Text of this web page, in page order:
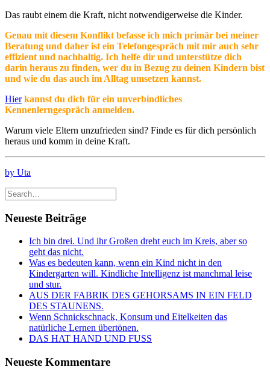
Das raubt einem die Kraft, nicht notwendigerweise die Kinder.
Genau mit diesem Konflikt befasse ich mich primär bei meiner
Beratung und daher ist ein Telefongespräch mit mir auch sehr
effizient und nachhaltig. Ich helfe dir und unterstütze dich
darin heraus zu finden, wer du in Bezug zu deinen Kindern bist
und wie du das auch im Alltag umsetzen kannst.
Hier kannst du dich für ein unverbindliches
Kennenlerngespräch anmelden.
Warum viele Eltern unzufrieden sind? Finde es für dich persönlich
heraus und komm in deine Kraft.
by Uta
Neueste Beiträge
Ich bin drei. Und ihr Großen dreht euch im Kreis, aber so
geht das nicht.
Was es bedeuten kann, wenn ein Kind nicht in den
Kindergarten will. Kindliche Intelligenz ist manchmal leise
und stur.
AUS DER FABRIK DES GEHORSAMS IN EIN FELD
DES STAUNENS.
Wenn Schnickschnack, Konsum und Eitelkeiten das
natürliche Lernen übertönen.
DAS HAT HAND UND FUSS
Neueste Kommentare